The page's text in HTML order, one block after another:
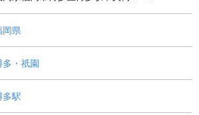
岡県
多・祇園
多駅